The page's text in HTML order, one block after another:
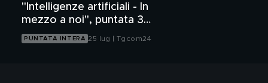
"Intelligenze artificiali - In
mezzo a noi", puntata 35:
il progetto Glasswing
PUNTATA INTERA 25 lug | Tgcom24